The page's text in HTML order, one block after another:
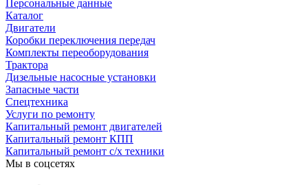
Персональные данные
Каталог
Двигатели
Коробки переключения передач
Комплекты переоборудования
Трактора
Дизельные насосные установки
Запасные части
Спецтехника
Услуги по ремонту
Капитальный ремонт двигателей
Капитальный ремонт КПП
Капитальный ремонт с/х техники
Мы в соцсетях